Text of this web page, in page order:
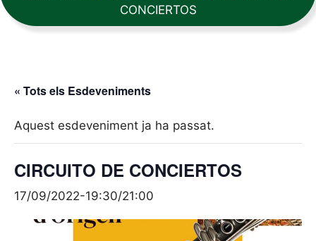
CONCIERTOS
« Tots els Esdeveniments
Aquest esdeveniment ja ha passat.
CIRCUITO DE CONCIERTOS
17/09/2022-19:30/21:00